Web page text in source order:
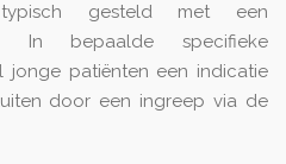
gesteld met een
In bepaalde specifieke
jonge patiënten een indicatie
door een ingreep via de